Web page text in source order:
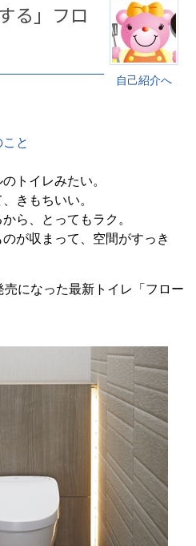
自己紹介へ
る」フロ
こと
トイレみたい。
きもちいい。
ら、とってもラク。
が収まって、空間がすっき
になった最新トイレ「フロー